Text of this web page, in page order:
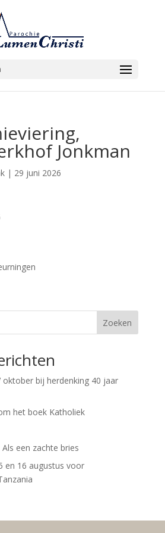
Jonkman
| 29 juni 2026
Zoeken
oktober bij herdenking 40 jaar
het boek Katholiek
een zachte bries
en 16 augustus voor